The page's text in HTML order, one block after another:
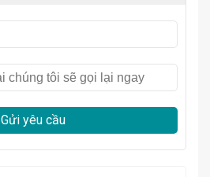
Gửi yêu cầu